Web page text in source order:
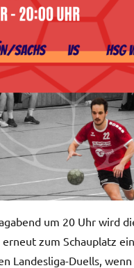
um 20 Uhr wird
erneut zum Schauplatz
Landesliga-Duells, wenn